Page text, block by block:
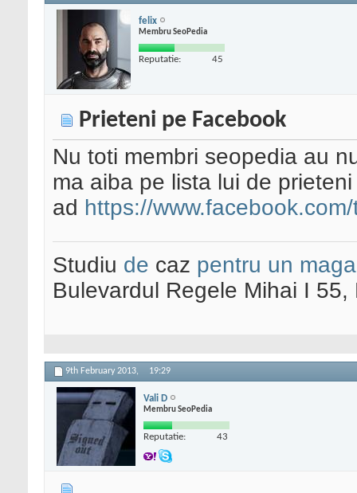
felix
Membru SeoPedia
Reputatie: 45
Prieteni pe Facebook
Nu toti membri seopedia au
ma aiba pe lista lui de
ad https://
Studiu de caz pentru un
Bulevardul Regele Mihai I
9th February 2013, 19:29
Vali D
Membru SeoPedia
Reputatie: 43